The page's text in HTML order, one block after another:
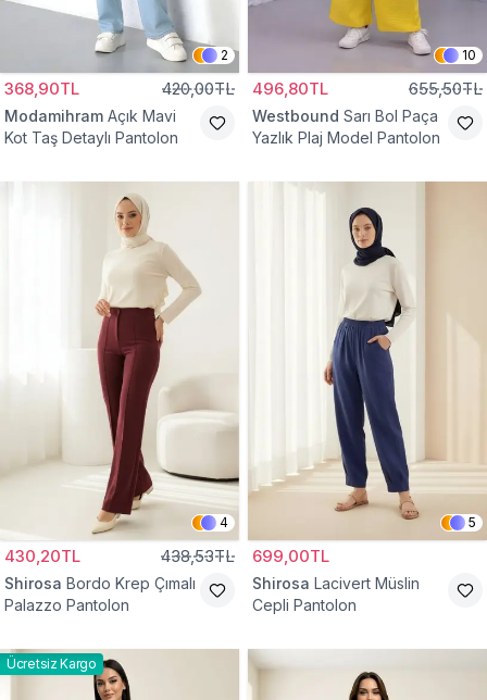
2
368,90TL 420,00TL
Modamihram Açık Mavi
Kot Taş Detaylı Pantolon
10
496,80TL 655,50TL
Westbound Sarı Bol Paça
Yazlık Plaj Model Pantolon
4
430,20TL 438,53TL
Shirosa Bordo Krep Çımalı
Palazzo Pantolon
5
699,00TL
Shirosa Lacivert Müslin
Cepli Pantolon
Ücretsiz Kargo